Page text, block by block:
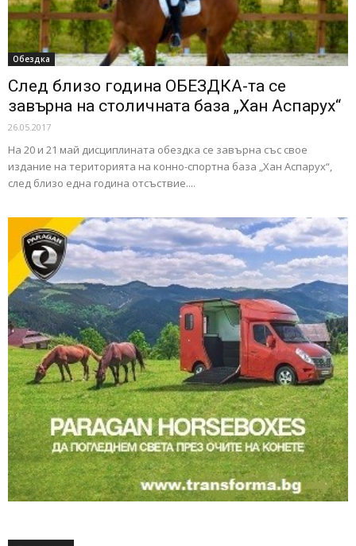
Обездка
След близо година ОБЕЗДКА-та се
завърна на столичната база „Хан Аспарух“
26.05.2017
На 20 и 21 май дисциплината обездка се завърна със свое
издание на територията на конно-спортна база „Хан Аспарух“,
след близо една година отсъствие....